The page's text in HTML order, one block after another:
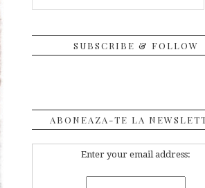
SUBSCRIBE & FOLLOW
ABONEAZA-TE LA
Enter your email address: